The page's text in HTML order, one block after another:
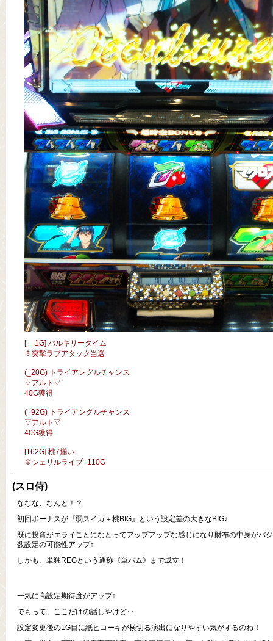
[__1G] バルキリータイム
※突撃ラブアタック当選
(_20G) トライアングルチャンス
▽アルト▽
40G獲得
(_92G) トライアングルチャンス
▽アルト▽
40G獲得
[162G] 桃7揃い
※シェリルライブ+110G
(スロ侍)
ななな、なんと！？
初回ボーナスが『弱スイカ＋桃BIG』という設定差の大きなBIG♪
既に投資がエライことになとってアップアップな感じになり財布の中身がバ
数設定の可能性アップ↑
しかも、単独REGという通称《単バム》まで成立！
一気に高設定期待度がアップ↑
でもって、ここだけの話しやけど‥
設定変更後の1G目に紙ヒコーキが横切る演出になりやすい気がするのね！